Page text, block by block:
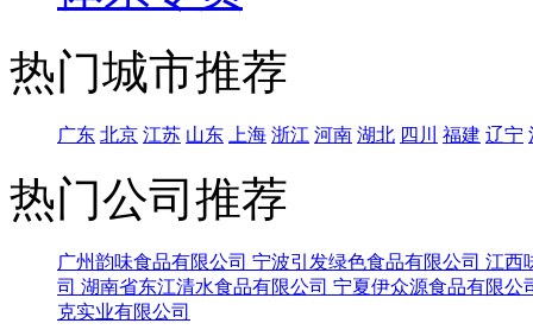
热门城市推荐
广东 北京 江苏 山东 上海 浙江 河南 湖北 四川 福建 辽宁
热门公司推荐
广州韵味食品有限公司 宁波引发绿色食品有限公司 江西
司 湖南省东江清水食品有限公司 宁夏伊众源食品有限公
克实业有限公司